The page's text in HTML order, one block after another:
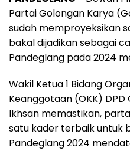
Partai Golongan Karya
sudah memproyeksikan
bakal dijadikan sebagai
Pandeglang pada 2024
Wakil Ketua 1 Bidang
Keanggotaan (OKK)
Ikhsan memastikan,
satu kader terbaik untuk
Pandeglang 2024